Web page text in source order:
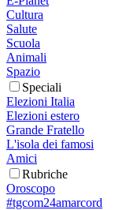
Cultura
Salute
Scuola
Animali
Spazio
Speciali
Elezioni Italia
Elezioni estero
Grande Fratello
L'isola dei famosi
Amici
Rubriche
Oroscopo
#tgcom24amarcord